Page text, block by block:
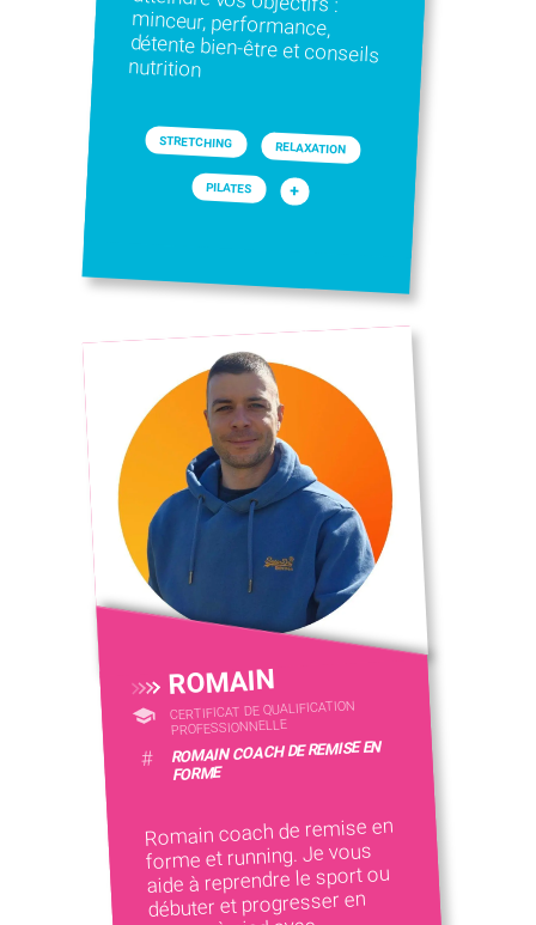
nutrition
STRETCHING RELAXATION
PILATES +
ROMAIN
CERTIFICAT DE QUALIFICATION
PROFESSIONNELLE
# ROMAIN COACH DE REMISE EN
FORME
Romain coach de remise en
forme et running. Je vous
aide à reprendre le sport ou
débuter et progresser en